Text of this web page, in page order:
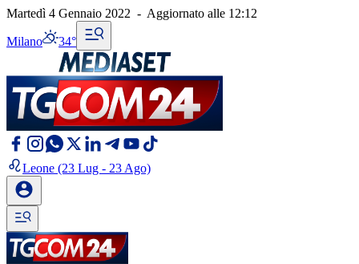
Martedì 4 Gennaio 2022 - Aggiornato alle 12:12
Milano 34°
Leone (23 Lug - 23 Ago)